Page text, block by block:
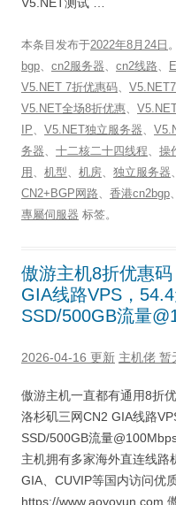
本条目发布于2022年8月24日
bgp、 cn2服务器、 cn2线路、
V5.NET 7折优惠码、
V5.NET全场8折优惠、
IP、 V5.NET独立服务器、
务器、 十二核二十四线程、 操
用 、 机型、 机房、 独立服务器、
CN2+BGP网路、 香港cn2bgp、
專屬伺服器 标签。
傲游主机8折优惠
GIA线路VPS，
SSD/500GB流量
2026-04-16 更新 主机佬 暂
傲游主机一直都有通用8折
洛杉矶三网CN2 GIA线路
SSD/500GB流量
主机拥有多家海外直连线路
GIA、CUVIP等国内访问优
https://www.aoyoyun.com